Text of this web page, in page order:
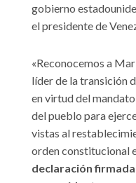
gobierno
el presidente de
«Reconocemos a
líder de la transición
en virtud del
del pueblo para
vistas al
orden constitucional
declaración